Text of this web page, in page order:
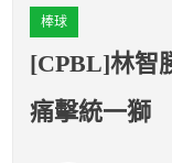
球隊數據
運彩報報
棒球
[CPBL]林智
痛擊統一獅